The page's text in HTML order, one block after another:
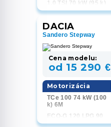
1.0 TSI 70 kW (95 k)
5M
k) 6M
1.0 TSI 85 kW (115
k) 7 DSG
1.5 TSI 110 kW (150
k) 7 DSG
DACIA
Sandero Stepway
Cena modelu:
od 15 290 €
Motorizácia
TCe 100 74 kW (100
k) 6M
ECO-G 120 LPG 90
kW (120 k) 6M